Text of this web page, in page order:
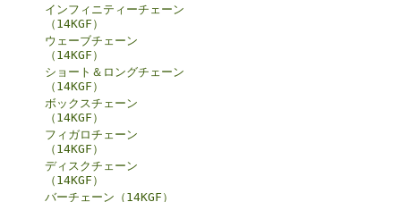
インフィニティーチェーン
（14KGF）
ウェーブチェーン
（14KGF）
ショート＆ロングチェーン
（14KGF）
ボックスチェーン
（14KGF）
フィガロチェーン
（14KGF）
ディスクチェーン
（14KGF）
バーチェーン（14KGF）